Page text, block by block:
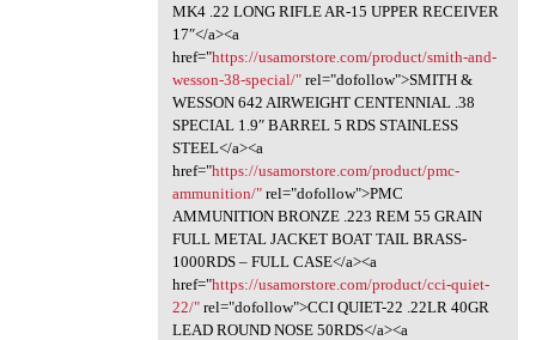
MK4 .22 LONG RIFLE AR-15 UPPER RECEIVER
17″</a><a
href="https://usamorstore.com/product/smith-and-
wesson-38-special/"rel="dofollow">SMITH &
WESSON 642 AIRWEIGHT CENTENNIAL .38
SPECIAL 1.9″ BARREL 5 RDS STAINLESS
STEEL</a><a
href="https://usamorstore.com/product/pmc-
ammunition/"rel="dofollow">PMC
AMMUNITION BRONZE .223 REM 55 GRAIN
FULL METAL JACKET BOAT TAIL BRASS-
1000RDS – FULL CASE</a><a
href="https://usamorstore.com/product/cci-quiet-
22/"rel="dofollow">CCI QUIET-22 .22LR 40GR
LEAD ROUND NOSE 50RDS</a><a